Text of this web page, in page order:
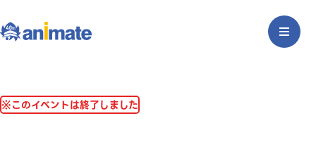
※このイベントは終了しました